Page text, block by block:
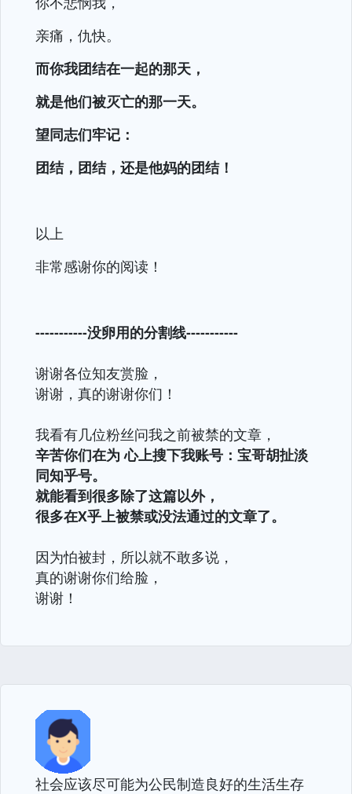
亲痛，仇快。
而你我团结在一起的那天，
就是他们被灭亡的那一天。
望同志们牢记：
团结，团结，还是他妈的团结！
以上
非常感谢你的阅读！
-----------没卵用的分割线-----------
谢谢各位知友赏脸，
谢谢，真的谢谢你们！
我看有几位粉丝问我之前被禁的文章，
辛苦你们在为 心上搜下我账号：宝哥胡扯淡
同知乎号。
就能看到很多除了这篇以外，
很多在X乎上被禁或没法通过的文章了。
因为怕被封，所以就不敢多说，
真的谢谢你们给脸，
谢谢！
社会应该尽可能为公民制造良好的生活生存